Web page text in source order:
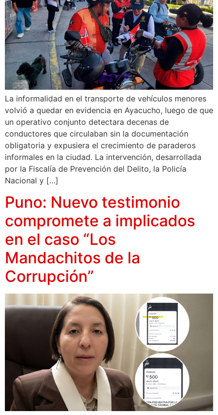
La informalidad en el transporte de vehículos menores
volvió a quedar en evidencia en Ayacucho, luego de que
un operativo conjunto detectara decenas de
conductores que circulaban sin la documentación
obligatoria y expusiera el crecimiento de paraderos
informales en la ciudad. La intervención, desarrollada
por la Fiscalía de Prevención del Delito, la Policía
Nacional y […]
Puno: Nuevo testimonio
compromete a implicados
en el caso “Los
Mandachitos de la
Corrupción”